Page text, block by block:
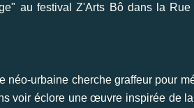
au festival Z'Arts Bô dans la Rue
néo-urbaine cherche graffeur pour
voir éclore une œuvre inspirée de